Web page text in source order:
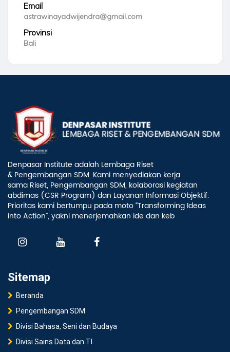
Email
astrawinayadwijendra@gmail.com
Provinsi
Bali
Denpasar Institute adalah Lembaga Riset
& Pengembangan SDM. Kami menyediakan kerja
sama Riset, Pengembangan SDM, kolaborasi kegiatan
abdimas (CSR Program) dan Layanan Informasi Objektif.
Prioritas kami bertumpu pada moto “Transforming Ideas
into Action”, yakni menerjemahkan ide dan keb
Sitemap
Beranda
Pengembangan SDM
Divisi Bahasa, Seni dan Budaya
Divisi Sains Data dan TI